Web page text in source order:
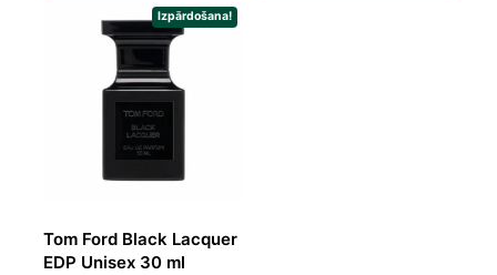
34,93 €.20,81 €.
Izpārdošana!
Tom Ford Black Lacquer
EDP Unisex 30 ml